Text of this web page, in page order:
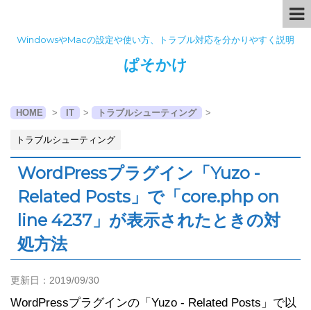
WindowsやMacの設定や使い方、トラブル対応を分かりやすく説明
ぱそかけ
HOME > IT > トラブルシューティング >
トラブルシューティング
WordPressプラグイン「Yuzo -
Related Posts」で「core.php on
line 4237」が表示されたときの対
処方法
更新日： 2019/09/30
WordPressプラグインの「Yuzo - Related Posts」で以